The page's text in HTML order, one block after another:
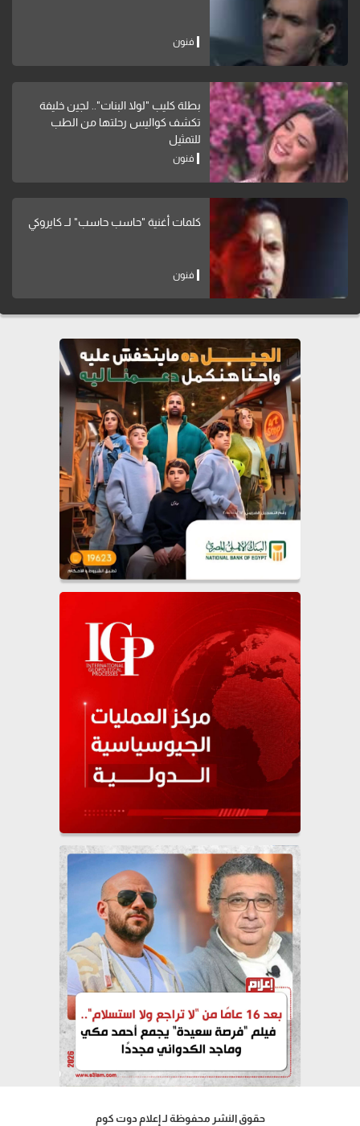
فنون
بطلة كليب "لولا البنات".. لجين خليفة
تكشف كواليس رحلتها من الطب
للتمثيل
فنون
كلمات أغنية "حاسب حاسب" لــ كايروكي
فنون
حقوق النشر محفوظة لـ إعلام دوت كوم